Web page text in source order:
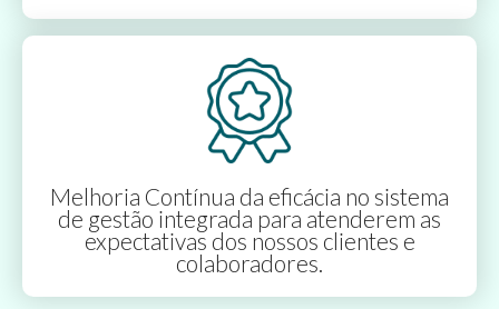
Melhoria Contínua da eficácia no sistema
de gestão integrada para atenderem as
expectativas dos nossos clientes e
colaboradores.